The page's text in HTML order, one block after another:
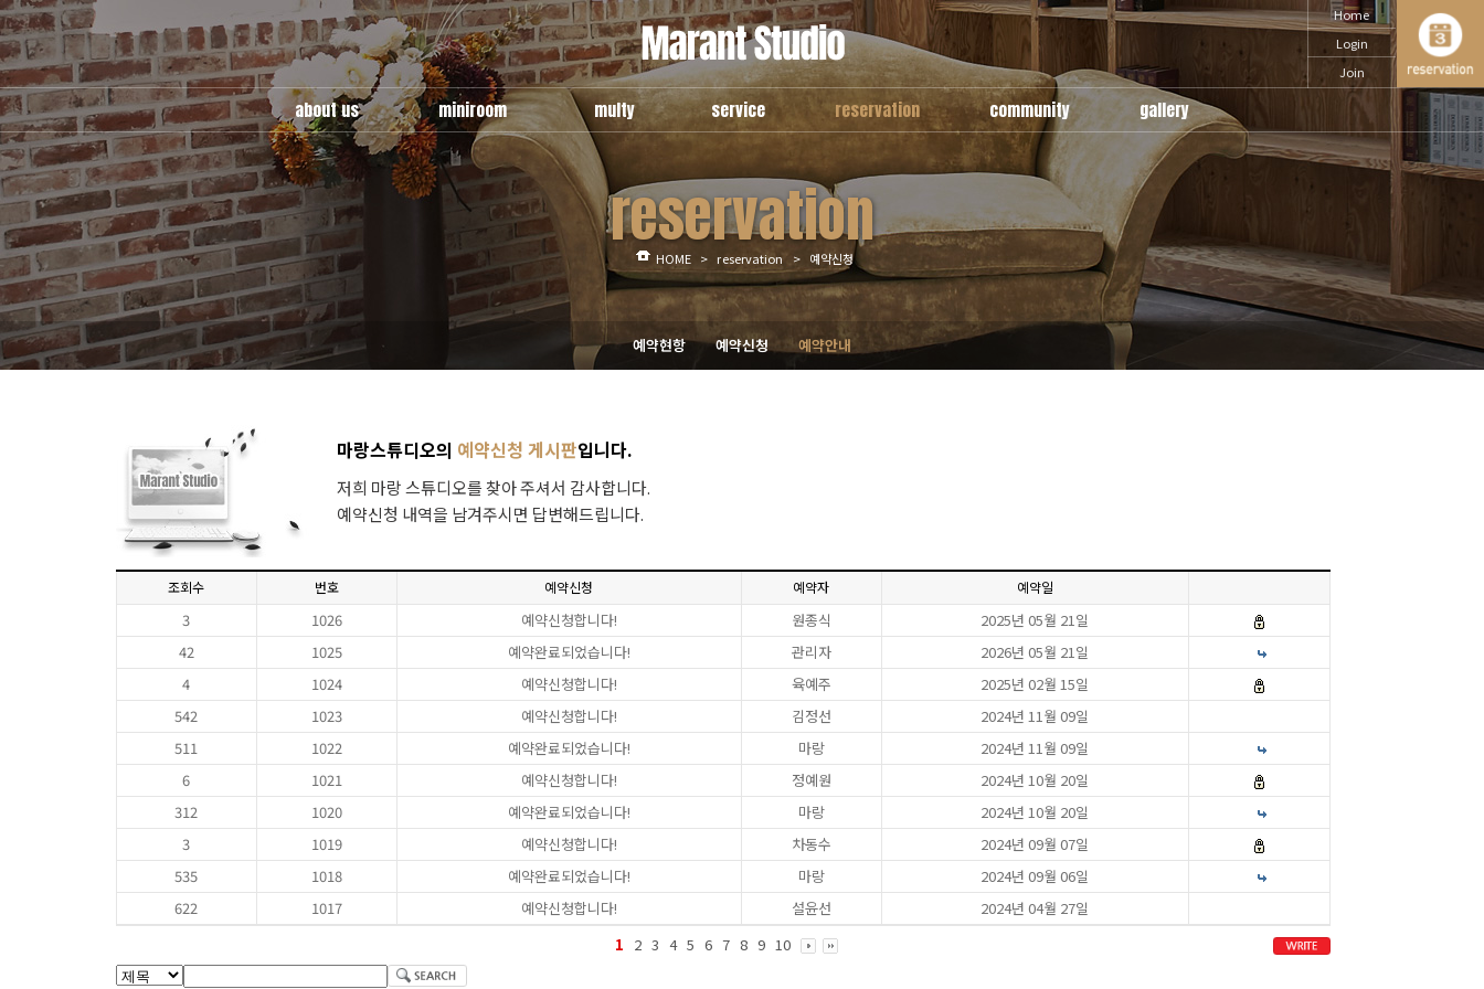
about us
miniroom
multy
location
miniroom
use guide
cafe room
wedding room
factory
multy
use guide
multy a
multy b
lounge
service reservation
예약현항
예약신청
community
notice
gallery
snap
daily
movie
Home
Login
Join
reservation
예약현항 예약신청 예약안내
HOME > reservation > 예약신청
마랑스튜디오의 예약신청 게시판입니다.
저희 마랑 스튜디오를 찾아 주셔서 감사합니다.
예약신청 내역을 남겨주시면 답변해드립니다.
조회수 번호 예약신청 예약자 예약일
3 1026 예약신청합니다! 원종식
2025년 05월 21일
42
1025 예약완료되었습니다! 관리자
2026년 05월 21일
4
1024 예약신청합니다! 육예주
2025년 02월 15일
542
1023 예약신청합니다! 김정선
2024년 11월 09일
511
1022 예약완료되었습니다! 마랑
2024년 11월 09일
6
1021 예약신청합니다! 정예원
2024년 10월 20일
312
1020 예약완료되었습니다! 마랑
2024년 10월 20일
3
1019 예약신청합니다! 차동수
2024년 09월 07일
535
1018 예약완료되었습니다! 마랑
2024년 09월 06일
622
1017 예약신청합니다! 설윤선
2024년 04월 27일
1 2 3 4 5 6 7 8 9 10